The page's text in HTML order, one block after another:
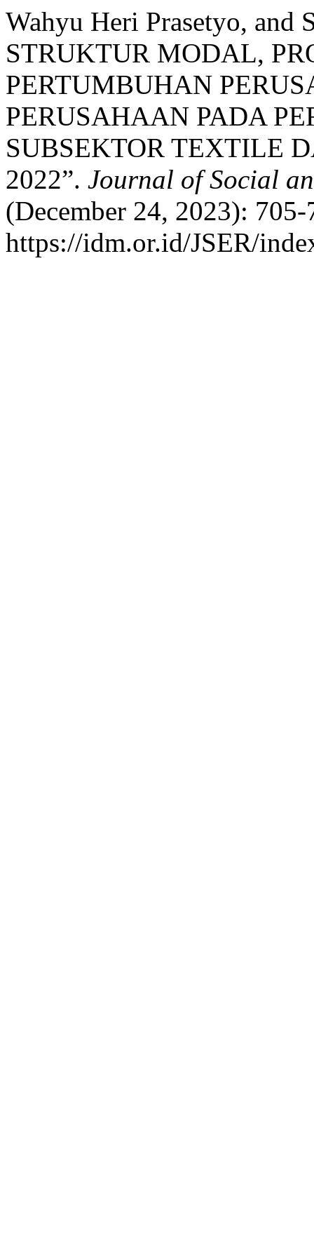
Wahyu Heri Prasetyo, and
STRUKTUR MODAL,
PERTUMBUHAN
PERUSAHAAN PADA
SUBSEKTOR TEXTILE
2022”. Journal of Social
(December 24, 2023):
https://idm.or.id/JSER/